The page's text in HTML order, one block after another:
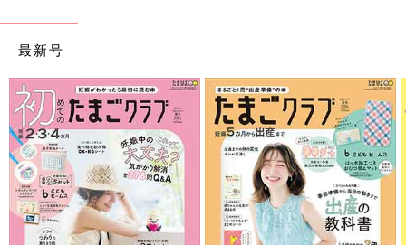
Y.GRAMさんが3COINSで購入したのはトイワゴン。色違いで2つ
購入したみたいですよ。ハンドルと車輪がついているのでお子さ
んでも簡単にトイワゴンの移動ができますね。サイズ感もよく淡
い色味もかわいくてすっかりお気に入りに。おうち用とお外用
や、兄弟1つずつなど複数買いしても用途が多そうですね。
指名買い！3COINSのおめかしKIDSウェ
ア4選
最新号